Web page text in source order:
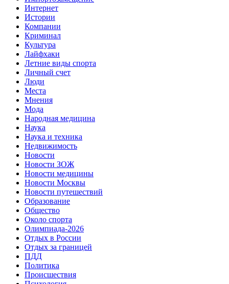
Интернет
Истории
Компании
Криминал
Культура
Лайфхаки
Летние виды спорта
Личный счет
Люди
Места
Мнения
Мода
Народная медицина
Наука
Наука и техника
Недвижимость
Новости
Новости ЗОЖ
Новости медицины
Новости Москвы
Новости путешествий
Образование
Общество
Около спорта
Олимпиада-2026
Отдых в России
Отдых за границей
ПДД
Политика
Происшествия